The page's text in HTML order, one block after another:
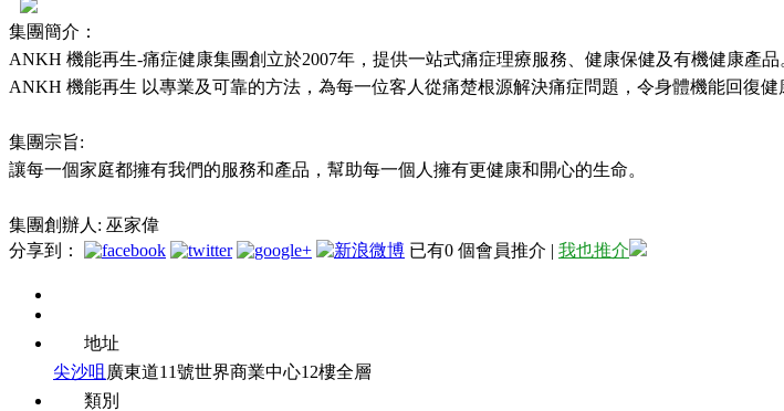
集團簡介：
ANKH 機能再生-痛症健康集團創立於2007年，提供一站式痛症理療服務、健康保健及有機健康產品
ANKH 機能再生 以專業及可靠的方法，為每一位客人從痛楚根源解決痛症問題，令身體機能回復
集團宗旨:
讓每一個家庭都擁有我們的服務和產品，幫助每一個人擁有更健康和開心的生命。
集團創辦人: 巫家偉
分享到：
已有0 個會員推介 | 我也推介
地址
尖沙咀 廣東道11號世界商業中心12樓全層
類別